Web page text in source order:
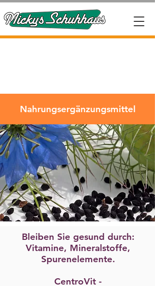
Nahrungsergänzungsmittel
Bleiben Sie gesund durch:
Vitamine, Mineralstoffe,
Spurenelemente.
CentroVit -